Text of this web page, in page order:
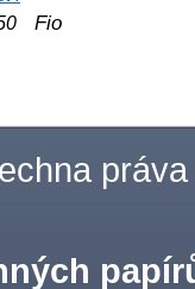
Fio
práva